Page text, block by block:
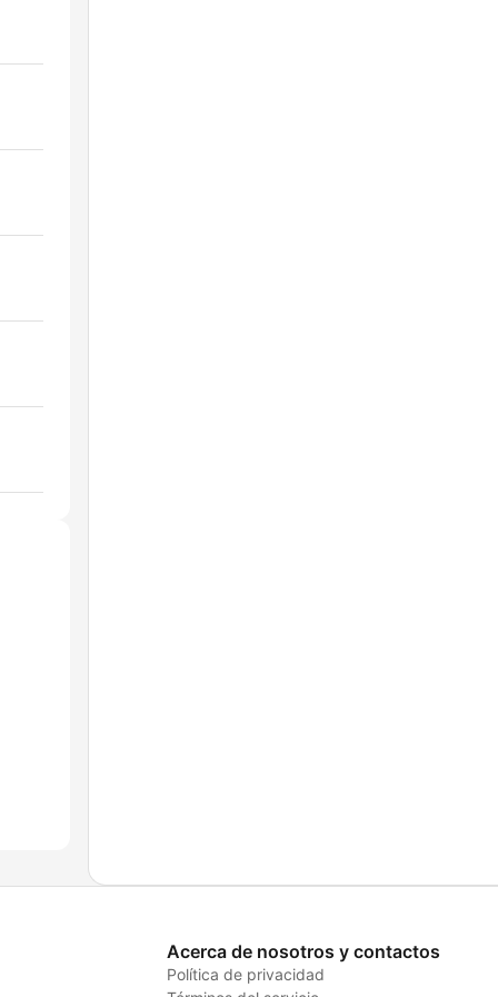
Acerca de nosotros y contactos
Política de privacidad